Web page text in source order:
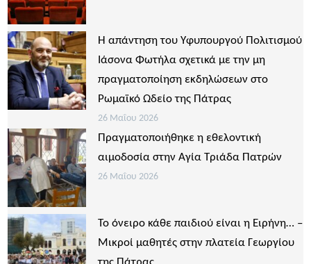
Η απάντηση του Υφυπουργού Πολιτισμού
Ιάσονα Φωτήλα σχετικά με την μη
πραγματοποίηση εκδηλώσεων στο
Ρωμαϊκό Ωδείο της Πάτρας
26 Μαΐου 2026
Πραγματοποιήθηκε η εθελοντική
αιμοδοσία στην Αγία Τριάδα Πατρών
26 Μαΐου 2026
Το όνειρο κάθε παιδιού είναι η Ειρήνη… –
Μικροί μαθητές στην πλατεία Γεωργίου